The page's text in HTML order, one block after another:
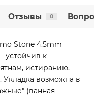
Отзывы 0
Stone 4.5mm
устойчив к
истиранию,
возможна в
(ванная